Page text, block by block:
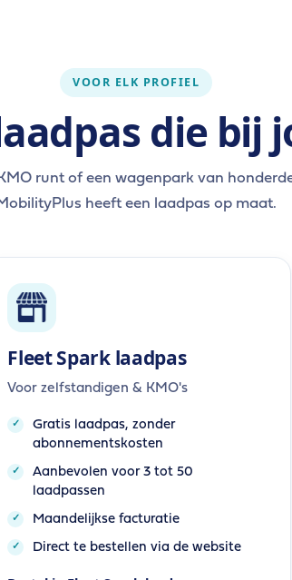
VOOR ELK PROFIEL
die bij
runt of een wagenpark van
heeft een laadpas op maat.
Fleet Spark laadpas
Voor zelfstandigen & KMO's
Gratis laadpas, zonder
abonnementskosten
Aanbevolen voor 3 tot 50
laadpassen
Maandelijkse facturatie
Direct te bestellen via de website